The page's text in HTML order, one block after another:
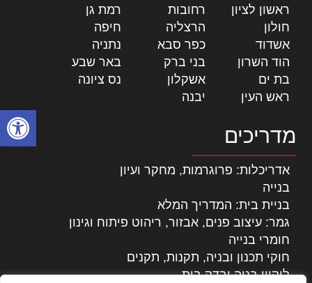
פתח
ראשון לציון
רחובות רמת גן
חולון
הרצליה חיפה
אשדוד
כפר סבא נתניה
הוד השרון
בני ברק באר שבע
בת ים
אשקלון נס ציונה
ראש העין
יבנה
מדריכים
אדריכלות: פרוגרמות, מחקר ועיון
בנייה
בניית בית: המדריך המלא
גמר: עיצוב פנים, אבזור, ריהוט פיתוח וגינון
חומרי בנייה
חוקי תכנון ובניה, תקנות, תקנים
ליקויי בניה ובדק בית